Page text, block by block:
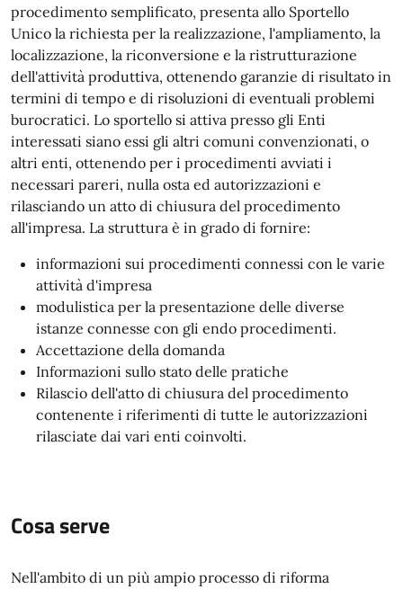
procedimento semplificato, presenta allo Sportello
Unico la richiesta per la realizzazione, l'ampliamento, la
localizzazione, la riconversione e la ristrutturazione
dell'attività produttiva, ottenendo garanzie di risultato in
termini di tempo e di risoluzioni di eventuali problemi
burocratici. Lo sportello si attiva presso gli Enti
interessati siano essi gli altri comuni convenzionati, o
altri enti, ottenendo per i procedimenti avviati i
necessari pareri, nulla osta ed autorizzazioni e
rilasciando un atto di chiusura del procedimento
all'impresa. La struttura è in grado di fornire:
informazioni sui procedimenti connessi con le varie
attività d'impresa
modulistica per la presentazione delle diverse
istanze connesse con gli endo procedimenti.
Accettazione della domanda
Informazioni sullo stato delle pratiche
Rilascio dell'atto di chiusura del procedimento
contenente i riferimenti di tutte le autorizzazioni
rilasciate dai vari enti coinvolti.
Cosa serve
Nell'ambito di un più ampio processo di riforma